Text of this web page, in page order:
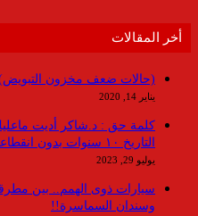
أخر المقالات
(حالات ضعف مخزون
يناير 14, 2020
كلمة حق : د.شاكر أديت
التاريخ ١٠ سنوات بدون انقطاعات
يوليو 29, 2023
سيارات ذوى الهمم.. بين
وسندان السماسرة!!